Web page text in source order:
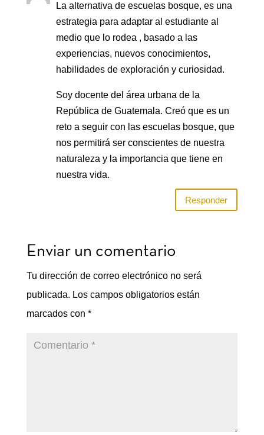
La alternativa de escuelas bosque, es una
estrategia para adaptar al estudiante al
medio que lo rodea , basado a las
experiencias, nuevos conocimientos,
habilidades de exploración y curiosidad.
Soy docente del área urbana de la
República de Guatemala. Creó que es un
reto a seguir con las escuelas bosque, que
nos permitirá ser conscientes de nuestra
naturaleza y la importancia que tiene en
nuestra vida.
Responder
Enviar un comentario
Tu dirección de correo electrónico no será
publicada. Los campos obligatorios están
marcados con *